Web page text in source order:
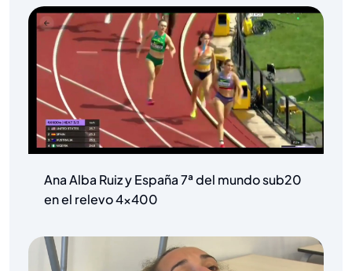
Ana Alba Ruiz y España 7ª del mundo sub20
en el relevo 4×400